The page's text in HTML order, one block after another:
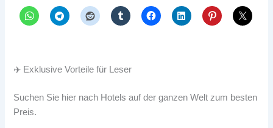
✈️ Exklusive Vorteile für Leser
Suchen Sie hier nach Hotels auf der ganzen Welt zum besten
Preis.